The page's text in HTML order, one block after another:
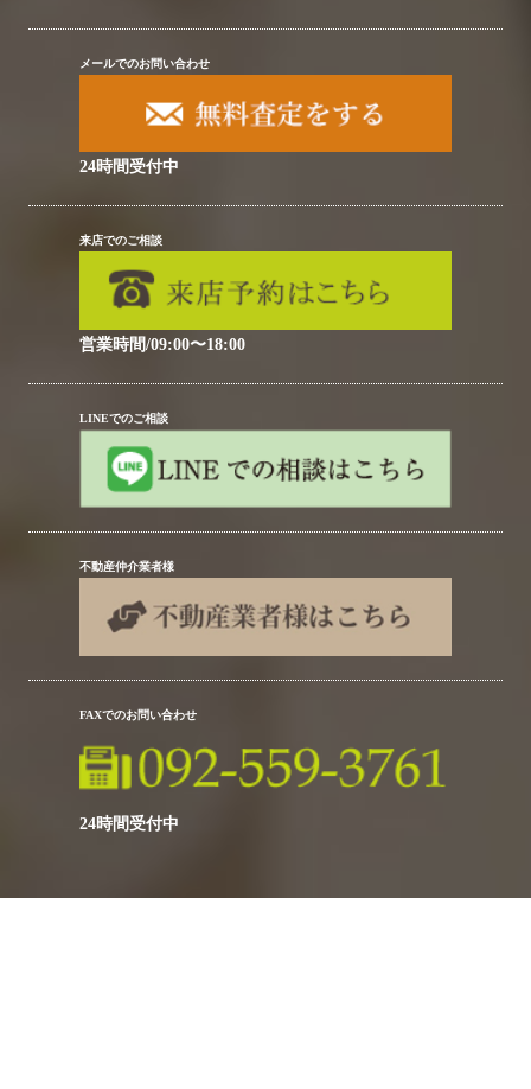
メールでのお問い合わせ
24時間受付中
来店でのご相談
営業時間/09:00〜18:00
LINEでのご相談
不動産仲介業者様
FAXでのお問い合わせ
24時間受付中